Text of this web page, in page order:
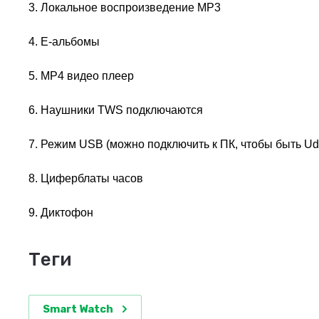
3. Локальное воспроизведение MP3
4. Е-альбомы
5. MP4 видео плеер
6. Наушники TWS подключаются
7. Режим USB (можно подключить к ПК, чтобы быть
8. Циферблаты часов
9. Диктофон
теги
Smart Watch